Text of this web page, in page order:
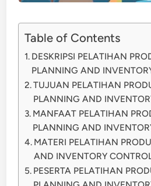
Table of Contents
DESKRIPSI PELATIHAN
PLANNING AND
TUJUAN PELATIHAN
PLANNING AND
MANFAAT PELATIHAN
PLANNING AND
MATERI PELATIHAN
AND INVENTORY
PESERTA PELATIHAN